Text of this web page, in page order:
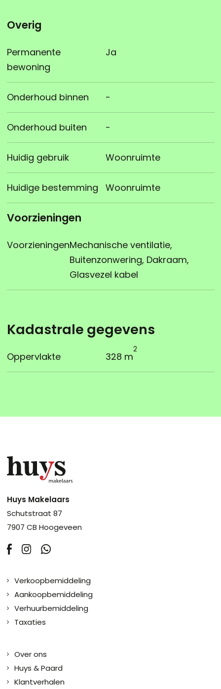
Overig
Permanente
bewoning
Ja
Onderhoud binnen -
Onderhoud buiten -
Huidig gebruik Woonruimte
Huidige bestemming Woonruimte
Voorzieningen
VoorzieningenMechanische ventilatie,
Buitenzonwering, Dakraam,
Glasvezel kabel
Kadastrale gegevens
Oppervlakte 328 m
2
Huys Makelaars
Schutstraat 87
7907 CB Hoogeveen
Verkoopbemiddeling
Aankoopbemiddeling
Verhuurbemiddeling
Taxaties
Over ons
Huys & Paard
Klantverhalen